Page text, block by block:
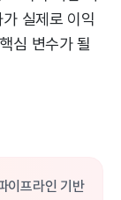
실제로 이익
심 변수가 될
이프라인 기반